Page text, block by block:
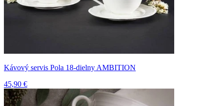
Kávový servis Pola 18-dielny AMBITION
45,90 €